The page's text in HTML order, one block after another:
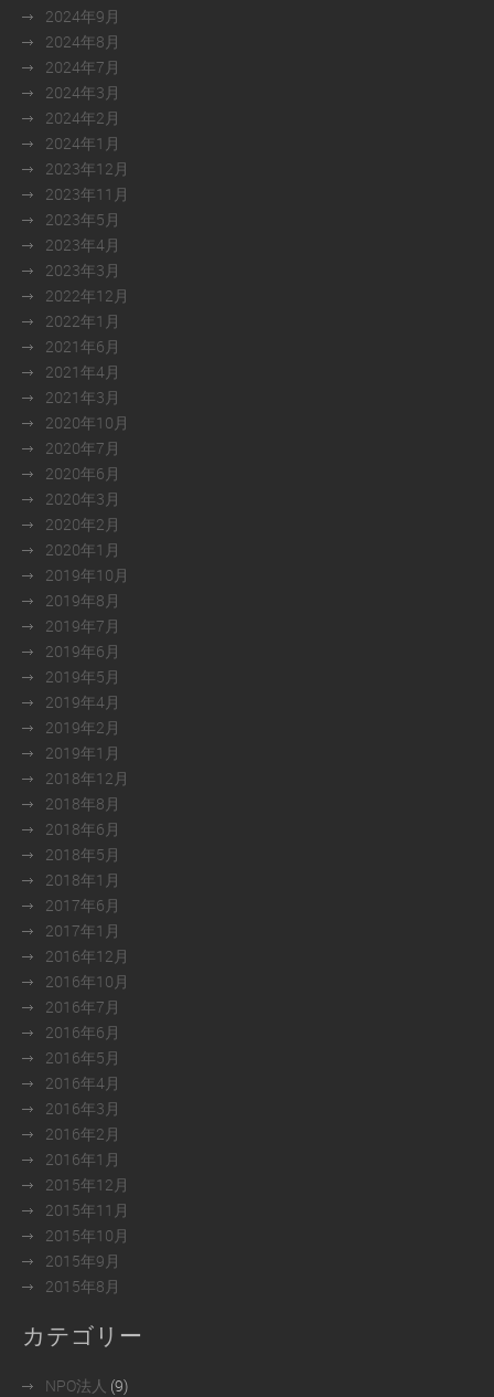
2024年9月
2024年8月
2024年7月
2024年3月
2024年2月
2024年1月
2023年12月
2023年11月
2023年5月
2023年4月
2023年3月
2022年12月
2022年1月
2021年6月
2021年4月
2021年3月
2020年10月
2020年7月
2020年6月
2020年3月
2020年2月
2020年1月
2019年10月
2019年8月
2019年7月
2019年6月
2019年5月
2019年4月
2019年2月
2019年1月
2018年12月
2018年8月
2018年6月
2018年5月
2018年1月
2017年6月
2017年1月
2016年12月
2016年10月
2016年7月
2016年6月
2016年5月
2016年4月
2016年3月
2016年2月
2016年1月
2015年12月
2015年11月
2015年10月
2015年9月
2015年8月
カテゴリー
NPO法人 (9)